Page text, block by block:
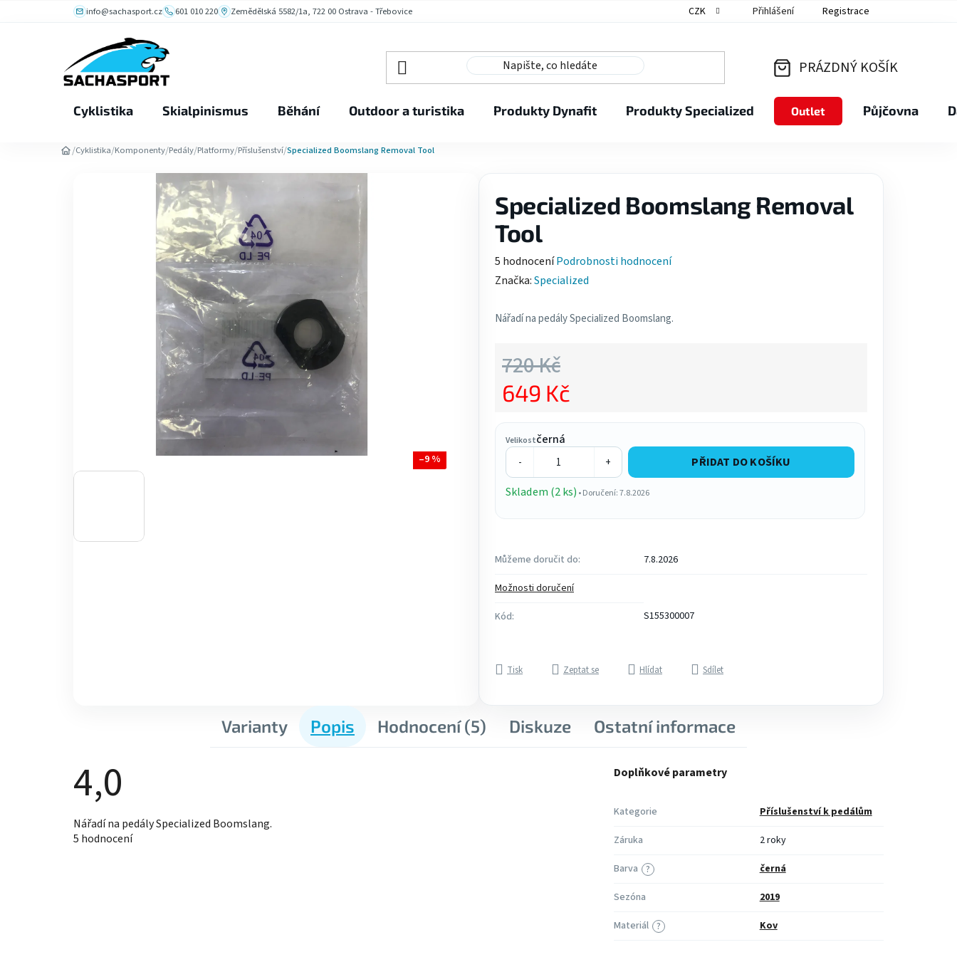
info@sachasport.cz 601 010 220 Zemědělská 5582/1a, 722 00 Ostrava - Třebovice CZK Přihlášení Registrace
KOŠÍK
PRÁZDNÝ KOŠÍK
Cyklistika Skialpinismus Běhání Outdoor a turistika Produkty Dynafit Produkty Specialized Outlet Půjčovna
/Cyklistika/Komponenty/Pedály/Platformy/Příslušenství/Specialized Boomslang Removal Tool
Specialized Boomslang Removal
Tool
Průměrné
hodnocení
je
hvězdiček.
5 hodnoceníPodrobnosti hodnocení
Značka:Specialized
Nářadí na pedály Specialized Boomslang.
Velikostčerná
- +
PŘIDAT DO KOŠÍKU
Skladem (2 ks) • Doručení: 7.8.2026
Můžeme doručit do:
7.8.2026
Možnosti doručení
Kód:
S155300007
720 Kč
649 Kč
Tisk Zeptat se Hlídat Sdílet
–9 %
Varianty Popis Hodnocení (5) Diskuze Ostatní informace
4,0
Průměrné
hodnocení
produktu
5 hodnocení
Nářadí na pedály Specialized Boomslang.
Doplňkové parametry
Kategorie
Příslušenství k pedálům
Záruka
2 roky
?
Barva
černá
Sezóna
2019
?
Materiál Kov